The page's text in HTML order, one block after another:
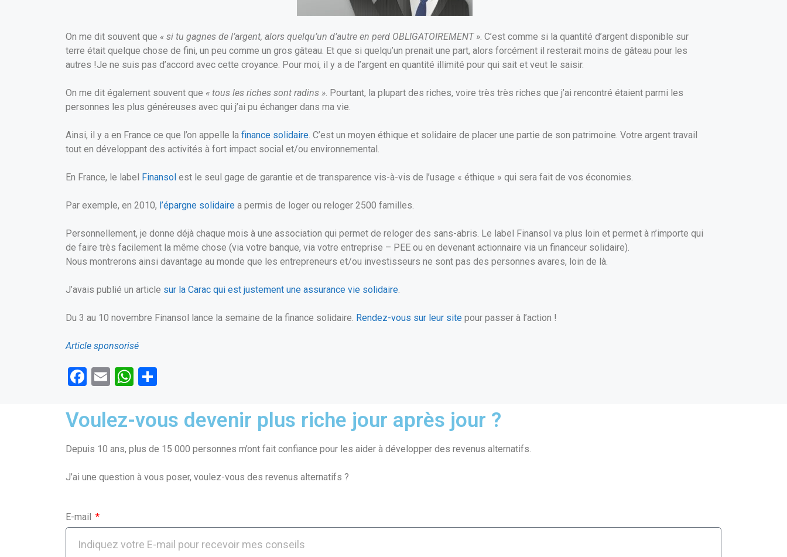
On me dit souvent que « si tu gagnes de l’argent, alors quelqu’un d’autre en perd OBLIGATOIREMENT ». C’est comme si la quantité d’argent disponible sur
terre était quelque chose de fini, un peu comme un gros gâteau. Et que si quelqu’un prenait une part, alors forcément il resterait moins de gâteau pour les
autres !Je ne suis pas d’accord avec cette croyance. Pour moi, il y a de l’argent en quantité illimité pour qui sait et veut le saisir.
On me dit également souvent que « tous les riches sont radins ». Pourtant, la plupart des riches, voire très très riches que j’ai rencontré étaient parmi les
personnes les plus généreuses avec qui j’ai pu échanger dans ma vie.
Ainsi, il y a en France ce que l’on appelle la finance solidaire. C’est un moyen éthique et solidaire de placer une partie de son patrimoine. Votre argent travail
tout en développant des activités à fort impact social et/ou environnemental.
En France, le label Finansol est le seul gage de garantie et de transparence vis-à-vis de l’usage « éthique » qui sera fait de vos économies.
Par exemple, en 2010, l’épargne solidaire a permis de loger ou reloger 2500 familles.
Personnellement, je donne déjà chaque mois à une association qui permet de reloger des sans-abris. Le label Finansol va plus loin et permet à n’importe qui
de faire très facilement la même chose (via votre banque, via votre entreprise – PEE ou en devenant actionnaire via un financeur solidaire).
Nous montrerons ainsi davantage au monde que les entrepreneurs et/ou investisseurs ne sont pas des personnes avares, loin de là.
J’avais publié un article sur la Carac qui est justement une assurance vie solidaire.
Du 3 au 10 novembre Finansol lance la semaine de la finance solidaire. Rendez-vous sur leur site pour passer à l’action !
Article sponsorisé
F
ce
b
o
o
E
ail
W
at
s
A
p
ta
g
er
Voulez-vous devenir plus riche jour après jour ?
Depuis 10 ans, plus de 15 000 personnes m’ont fait confiance pour les aider à développer des revenus alternatifs.
J’ai une question à vous poser, voulez-vous des revenus alternatifs ?
E-mail